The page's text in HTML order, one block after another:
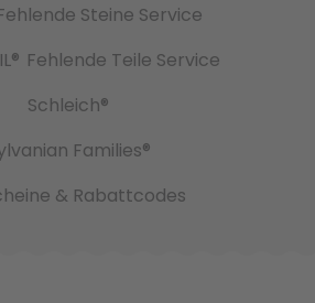
Steine Service
Fehlende Teile Service
Schleich®
Families®
& Rabattcodes